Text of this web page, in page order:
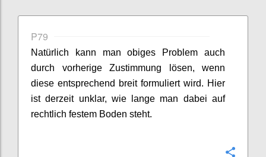
P79
Natürlich kann man obiges Problem auch
durch vorherige Zustimmung lösen, wenn
diese entsprechend breit formuliert wird. Hier
ist derzeit unklar, wie lange man dabei auf
rechtlich festem Boden steht.